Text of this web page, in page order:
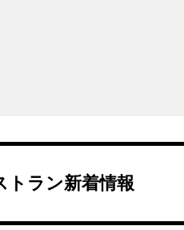
トラン新着情報